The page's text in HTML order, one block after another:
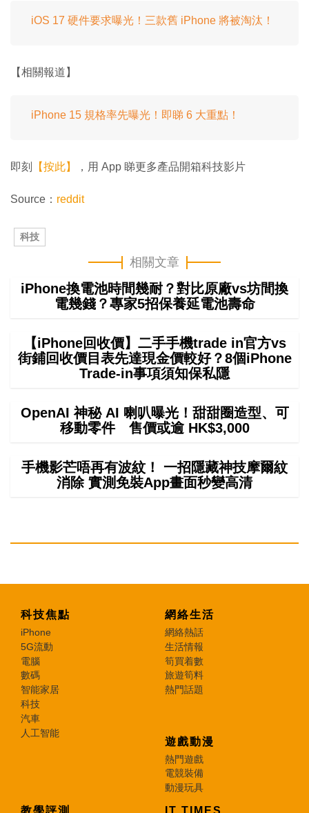
iOS 17 硬件要求曝光！三款舊 iPhone 將被淘汰！
【相關報道】
iPhone 15 規格率先曝光！即睇 6 大重點！
即刻 【按此】 ，用 App 睇更多產品開箱科技影片
Source： reddit
科技
相關文章
iPhone換電池時間幾耐？對比原廠vs坊間換
電幾錢？專家5招保養延電池壽命
【iPhone回收價】二手手機trade in官方vs
街鋪回收價目表先達現金價較好？8個iPhone
Trade-in事項須知保私隱
OpenAI 神秘 AI 喇叭曝光！甜甜圈造型、可
移動零件 售價或逾 HK$3,000
手機影芒唔再有波紋！ 一招隱藏神技摩爾紋
消除 實測免裝App畫面秒變高清
科技焦點
iPhone
5G流動
電腦
數碼
智能家居
科技
汽車
人工智能
網絡生活
網絡熱話
生活情報
筍買着數
旅遊筍料
熱門話題
遊戲動漫
熱門遊戲
電競裝備
動漫玩具
教學評測 IT TIMES